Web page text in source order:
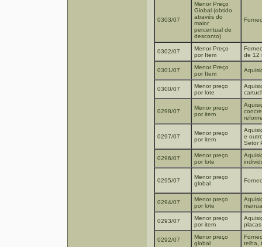
0303/07
Menor Preço
Global (obtido
através do
maior
percentual de
desconto)
0302/07
Menor Preço
por Item
de 12
0301/07
Menor Preço
por Item
0300/07
Menor preço
por lote
0298/07
Menor preço
por item
0297/07
Menor preço
por item
e
Setor
0296/07
Menor preço
por lote
0295/07
Menor preço
global
0294/07
Menor preço
por lote
0293/07
Menor preço
por item
0292/07
Menor preço
global
telha,